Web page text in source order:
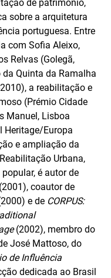
de património,
sobre a arquitetura
portuguesa. Entre
com Sofia Aleixo,
Relvas (Golegã,
Quinta da Ramalha
a reabilitação e
(Prémio Cidade
Manuel, Lisboa
Heritage/Europa
e ampliação da
Urbana,
é autor de
(2001), coautor de
e de CORPUS:
(2002), membro do
José Mattoso, do
de Influência
dedicada ao Brasil